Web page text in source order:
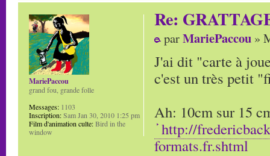
Re:
parMariePaccou »
J'ai dit "carte à
c'est un très petit
Ah: 10cm sur 15
http://
formats.fr.shtml
MariePaccou
grand fou, grande folle
Messages: 1103
Inscription:Sam Jan 30, 2010 1:25 pm
Film d'animation culte:Bird in the
window